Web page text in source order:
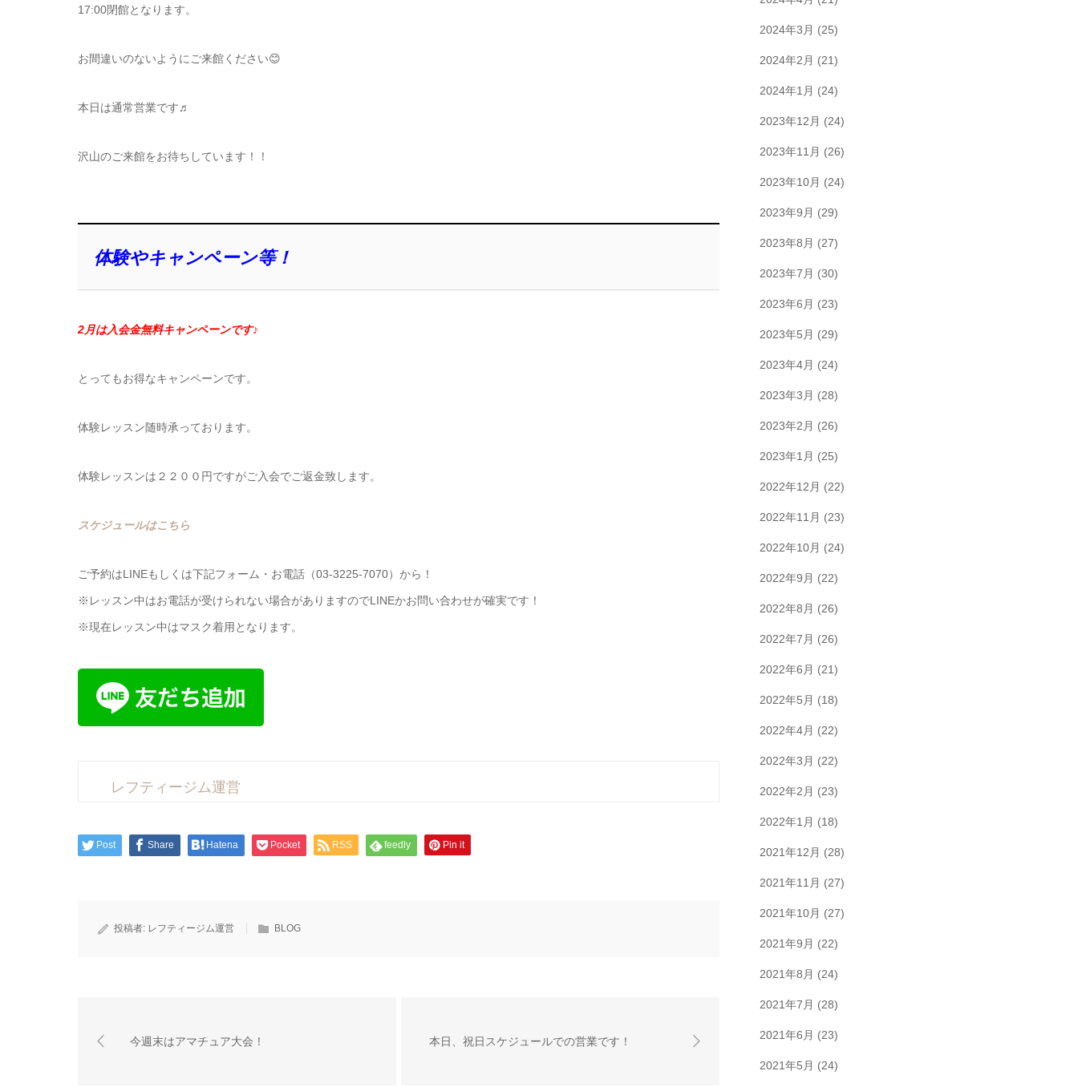
17:00閉館となります。
お間違いのないようにご来館ください😊
本日は通常営業です♬
沢山のご来館をお待ちしています！！
体験やキャンペーン等！
2月は入会金無料キャンペーンです♪
とってもお得なキャンペーンです。
体験レッスン随時承っております。
体験レッスンは２２００円ですがご入会でご返金致します。
スケジュールはこちら
ご予約はLINEもしくは下記フォーム・お電話（03-3225-7070）から！
※レッスン中はお電話が受けられない場合がありますのでLINEかお問い合わせが確実です！
※現在レッスン中はマスク着用となります。
レフティージム運営
Post Share Hatena Pocket RSS feedly Pin it
投稿者: レフティージム運営 BLOG
今週末はアマチュア大会！ 本日、祝日スケジュールでの営業です！
2024年3月 (25)
2024年2月 (21)
2024年1月 (24)
2023年12月 (24)
2023年11月 (26)
2023年10月 (24)
2023年9月 (29)
2023年8月 (27)
2023年7月 (30)
2023年6月 (23)
2023年5月 (29)
2023年4月 (24)
2023年3月 (28)
2023年2月 (26)
2023年1月 (25)
2022年12月 (22)
2022年11月 (23)
2022年10月 (24)
2022年9月 (22)
2022年8月 (26)
2022年7月 (26)
2022年6月 (21)
2022年5月 (18)
2022年4月 (22)
2022年3月 (22)
2022年2月 (23)
2022年1月 (18)
2021年12月 (28)
2021年11月 (27)
2021年10月 (27)
2021年9月 (22)
2021年8月 (24)
2021年7月 (28)
2021年6月 (23)
2021年5月 (24)